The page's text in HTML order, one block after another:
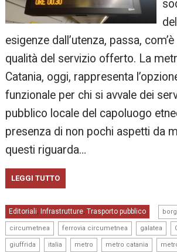
esigenze dall’utenza, passa,
qualità del servizio offerto. La
Catania, oggi, rappresenta
funzionale per chi si avvale dei
pubblico locale del capoluogo
presenza di non pochi aspetti da
questi riguarda…
LEGGI TUTTO
Editoriali, Infrastrutture,Trasporto pubblico
circumetnea ferrovia circumetnea galatea
giuffrida italia metro metro catania